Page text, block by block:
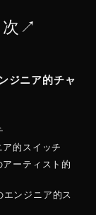
次↗︎
ジニア的チャ
的スイッチ
ーティスト的
ンジニア的ス